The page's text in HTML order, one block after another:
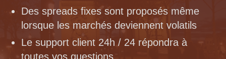
Des spreads fixes sont proposés même
lorsque les marchés deviennent volatils
Le support client 24h / 24 répondra à
toutes vos questions